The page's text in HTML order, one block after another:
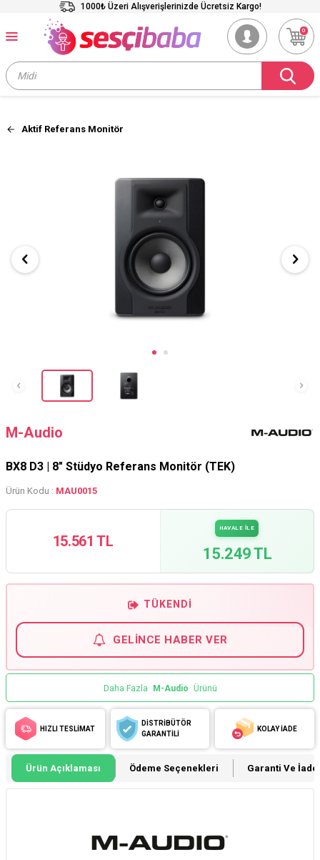
1000₺ Üzeri Alışverişlerinizde Ücretsiz Kargo!
0
Aktif Referans Monitör
M-Audio
BX8 D3 | 8" Stüdyo Referans Monitör (TEK)
Ürün Kodu : MAU0015
15.561 TL
HAVALE İLE
15.249 TL
TÜKENDI
GELINCE HABER VER
Daha Fazla M-Audio Ürünü
HIZLI TESLİMAT
DİSTRİBÜTÖR
GARANTİLİ
KOLAY İADE
Ürün Açıklaması Ödeme Seçenekleri Garanti Ve İade